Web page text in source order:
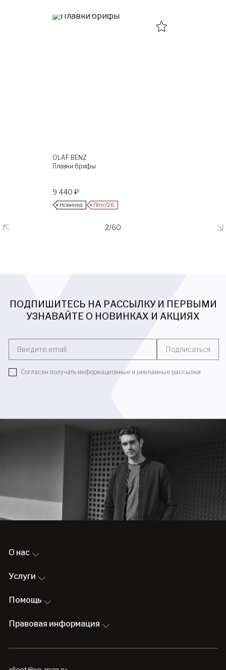
OLAF BENZ
Плавки брифы
9 440 ₽
Новинка Лето’26
2/60
ПОДПИШИТЕСЬ НА РАССЫЛКУ И ПЕРВЫМИ
УЗНАВАЙТЕ О НОВИНКАХ И АКЦИЯХ
Введите email Подписаться
Согласен получать информационные и рекламные рассылки
О нас
Услуги
Помощь
Правовая информация